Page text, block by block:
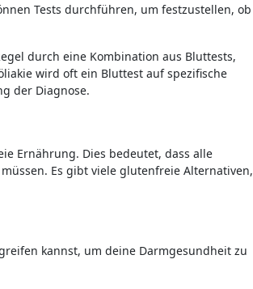
Tests durchführen, um festzustellen, ob
durch eine Kombination aus Bluttests,
wird oft ein Bluttest auf spezifische
der Diagnose.
Ernährung. Dies bedeutet, dass alle
Es gibt viele glutenfreie Alternativen,
kannst, um deine Darmgesundheit zu